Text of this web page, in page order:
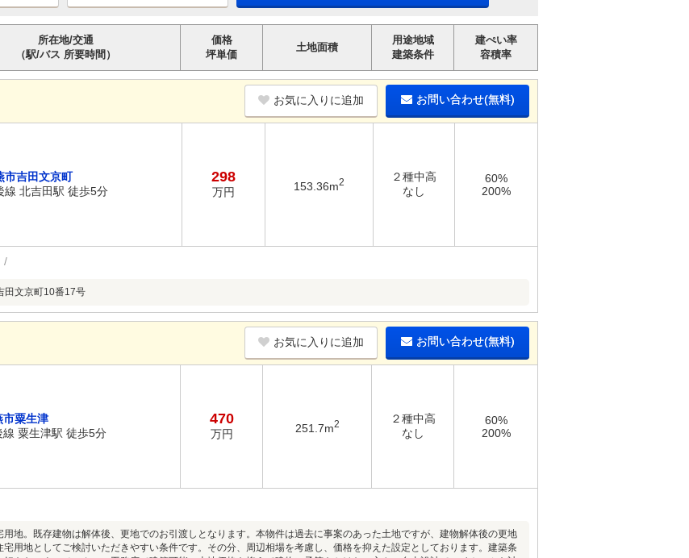
所在地/交通
（駅/バス 所要時間）
価格
坪単価
土地面積
用途地域
建築条件
建ぺい率
容積率
お気に入りに追加 お問い合わせ(無料)
市吉田文京町
線 北吉田駅 徒歩5分
298
万円 153.36m2
２種中高
なし
60%
200%
田文京町10番17号
お気に入りに追加 お問い合わせ(無料)
市粟生津
線 粟生津駅 徒歩5分
470
万円 251.7m2
２種中高
なし
60%
200%
地。既存建物は解体後、更地でのお引渡しとなります。本物件は過去に事案のあった土地ですが、建物解体後の更地
用地としてご検討いただきやすい条件です。その分、周辺相場を考慮し、価格を抑えた設定としております。建築条